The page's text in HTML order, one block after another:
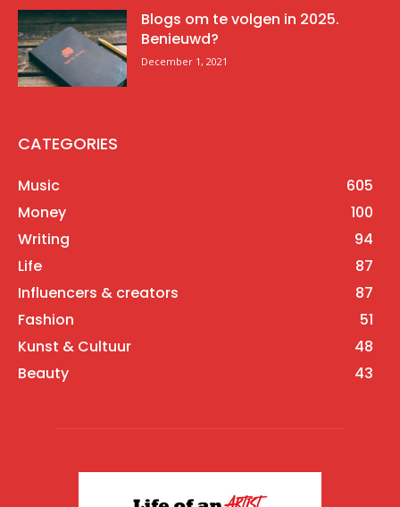
Blogs om te volgen in 2025.
Benieuwd?
December 1, 2021
CATEGORIES
Music
605
Money
100
Writing
94
Life
87
Influencers & creators
87
Fashion
51
Kunst & Cultuur
48
Beauty
43